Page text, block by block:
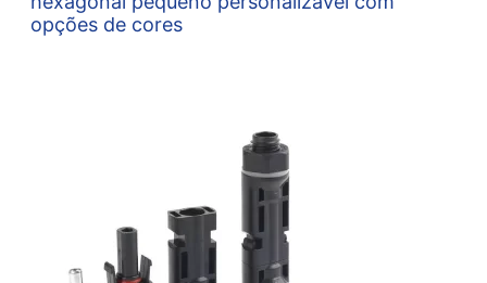
opções de cores